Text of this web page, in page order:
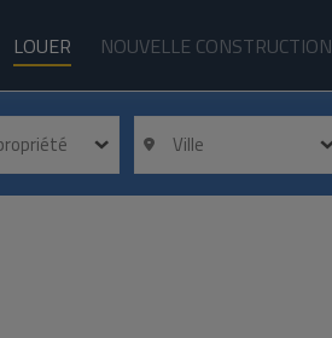
LOUER NOUVELLE CONSTRUCTION
Ville